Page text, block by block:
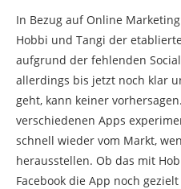
In Bezug auf Online
Hobbi und Tangi der
aufgrund der fehlenden
allerdings bis jetzt noch klar
geht, kann keiner
verschiedenen Apps
schnell wieder vom Markt,
herausstellen. Ob das mit
Facebook die App noch